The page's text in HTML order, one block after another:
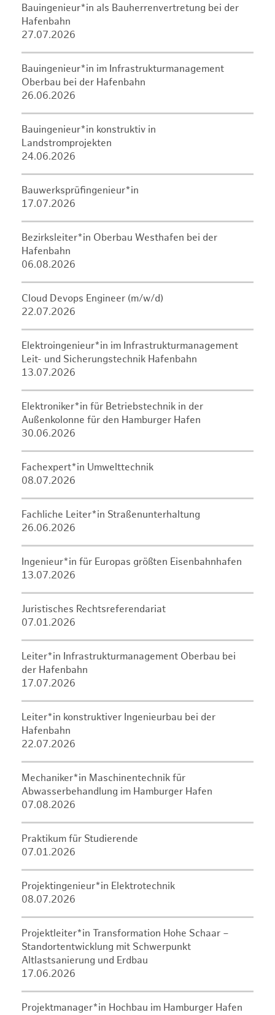
Bauingenieur*in als Bauherrenvertretung bei der
Hafenbahn
27.07.2026
Bauingenieur*in im Infrastrukturmanagement
Oberbau bei der Hafenbahn
26.06.2026
Bauingenieur*in konstruktiv in
Landstromprojekten
24.06.2026
Bauwerksprüfingenieur*in
17.07.2026
Bezirksleiter*in Oberbau Westhafen bei der
Hafenbahn
06.08.2026
Cloud Devops Engineer (m/w/d)
22.07.2026
Elektroingenieur*in im Infrastrukturmanagement
Leit- und Sicherungstechnik Hafenbahn
13.07.2026
Elektroniker*in für Betriebstechnik in der
Außenkolonne für den Hamburger Hafen
30.06.2026
Fachexpert*in Umwelttechnik
08.07.2026
Fachliche Leiter*in Straßenunterhaltung
26.06.2026
Ingenieur*in für Europas größten Eisenbahnhafen
13.07.2026
Juristisches Rechtsreferendariat
07.01.2026
Leiter*in Infrastrukturmanagement Oberbau bei
der Hafenbahn
17.07.2026
Leiter*in konstruktiver Ingenieurbau bei der
Hafenbahn
22.07.2026
Mechaniker*in Maschinentechnik für
Abwasserbehandlung im Hamburger Hafen
07.08.2026
Praktikum für Studierende
07.01.2026
Projektingenieur*in Elektrotechnik
08.07.2026
Projektleiter*in Transformation Hohe Schaar –
Standortentwicklung mit Schwerpunkt
Altlastsanierung und Erdbau
17.06.2026
Projektmanager*in Hochbau im Hamburger Hafen